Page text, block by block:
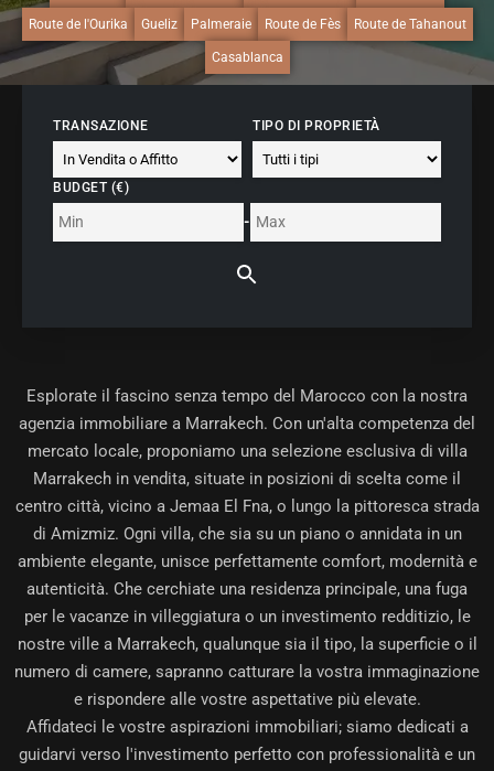
Route de l'Ourika Gueliz Palmeraie Route de Fès Route de Tahanout
Casablanca
TRANSAZIONE TIPO DI PROPRIETÀ
BUDGET (€)
-
Esplorate il fascino senza tempo del Marocco con la nostra
agenzia immobiliare a Marrakech. Con un'alta competenza del
mercato locale, proponiamo una selezione esclusiva di villa
Marrakech in vendita, situate in posizioni di scelta come il
centro città, vicino a Jemaa El Fna, o lungo la pittoresca strada
di Amizmiz. Ogni villa, che sia su un piano o annidata in un
ambiente elegante, unisce perfettamente comfort, modernità e
autenticità. Che cerchiate una residenza principale, una fuga
per le vacanze in villeggiatura o un investimento redditizio, le
nostre ville a Marrakech, qualunque sia il tipo, la superficie o il
numero di camere, sapranno catturare la vostra immaginazione
e rispondere alle vostre aspettative più elevate.
Affidateci le vostre aspirazioni immobiliari; siamo dedicati a
guidarvi verso l'investimento perfetto con professionalità e un